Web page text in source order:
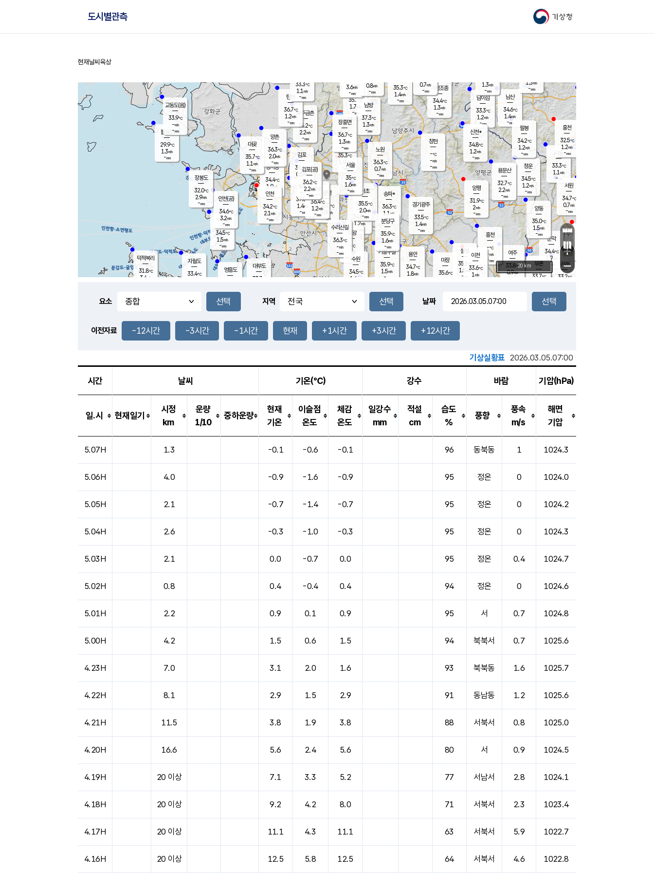
기상청
도시별관측
홈
현재날씨 육상
풍도
1.4m/s
문막
34.4℃
1.9m/s
mm
남이섬
33.3℃
1.2m/s
-mm
무의도
34.5℃
1.5m/s
-mm
영흥도
볼음도
29.9℃
1.3m/s
-mm
자월도
33.4℃
양주
35.7℃
1.7
-mm
부론
33.7℃
과천
34.8℃
1.2m/s
- mm
남산
34.6℃
1.4m/s
-mm
장봉도
32.0℃
2.9m/s
-mm
-mm
청운
34.5℃
1.2m/s
-mm
팔봉
34.2℃
1.2m/s
-mm
-mm
용인
34.7℃
1.8m/s
여주
33.8℃
0.9m/s
양동
35.0℃
1.5m/s
-mm
경기광주
33.5℃
1.4m/s
-mm
장호원
1.3m/s
-mm
34.0
℃
대부도
33.7
-
경서동
34.4℃
1.9m/s
-mm
파주금촌
35.2℃
2.2m/s
-mm
가평조종
34.4℃
1.3m/s
-mm
35.3℃
1.4m/s
-mm
대곶
35.7℃
1.1 m/s
-mm
신천*
34.8℃
1.2m/s
-mm
창현
-℃
-m/s
-mm
탄현
36.7℃
1.2m/s
-mm
0.7m/s
-mm
35.0℃
2.1m/s
-mm
흥천
-℃
-m/s
-mm
마장
35.6℃
의왕
- ℃
m/s
mm
김포
36.6℃
0.5 m/s
mm
설봉
35.1
1.5 m/s
- mm
광명
35.5 ℃
0.9 m/s
-mm
부천
37.0℃
1.4m/s
-mm
-mm
양촌
36.3℃
2.0m/s
-mm
구로
36.4℃
1.2m/s
-mm
은평
35.3℃
1.9 m/s
- mm
노원
36.3℃
0.7m/s
-mm
송파*
36.3℃
1.1 m/s
-mm
서초
35.5℃
2.0m/s
-mm
남방
37.3℃
1.3m/s
-mm
기흥구갈
35.9℃
1.5m/s
-
수리산길
36.3℃
-m/s
-mm
분당구
35.9℃
1.6m/s
-mm
장흥면
36.7℃
1.3m/s
-mm
3.6m/s
-mm
시동
33.3℃
1.1 m/s
- mm
귀래
33.2℃
서원
34.7℃
0.7m/s
-mm
용문산
32.7℃
2.2m/s
-mm
덕적북리
31.8℃
3.4 m/s
인천(공)
34.6℃
3.2m/s
-mm
김포(공)
36.2℃
2.2m/s
-mm
교동도(음)
33.9℃
-m/s
-mm
홍천
32.5℃
1.2m/s
-mm
이천
33.6℃
1 m/s
양평
31.9℃
2m/s
-mm
수원
34.5℃
1.6 m/s
인천
34.2℃
2.1 m/s
-mm
서울
35℃
1.6m/s
-mm
1.3m/s
-mm
33.3℃
1.1 m/s
-mm
0.8m/s
-mm
+
−
20 km
요소 지역 날짜
이전자료 -12시간 -3시간 -1시간 현재 +1시간 +3시간 +12시간
기상실황표 2026.03.05.07:00
시간 날씨 기온(℃) 강수 바람 기압(hPa)
일.시 현재일기
시정
km
운량
1/10
중하운량
현재
기온
이슬점
온도
체감
온도
일강수
mm
적설
cm
습도
%
풍향
풍속
m/s
해면
기압
5.07H 1.3 -0.1 -0.6 -0.1 96 동북동 1 1024.3
5.06H 4.0 -0.9 -1.6 -0.9 95 정온 0 1024.0
5.05H 2.1 -0.7 -1.4 -0.7 95 정온 0 1024.2
5.04H 2.6 -0.3 -1.0 -0.3 95 정온 0 1024.3
5.03H 2.1 0.0 -0.7 0.0 95 정온 0.4 1024.7
5.02H 0.8 0.4 -0.4 0.4 94 정온 0 1024.6
5.01H 2.2 0.9 0.1 0.9 95 서 0.7 1024.8
5.00H 4.2 1.5 0.6 1.5 94 북북서 0.7 1025.6
4.23H 7.0 3.1 2.0 1.6 93 북북동 1.6 1025.7
4.22H 8.1 2.9 1.5 2.9 91 동남동 1.2 1025.6
4.21H 11.5 3.8 1.9 3.8 88 서북서 0.8 1025.0
4.20H 16.6 5.6 2.4 5.6 80 서 0.9 1024.5
4.19H 20 이상 7.1 3.3 5.2 77 서남서 2.8 1024.1
4.18H 20 이상 9.2 4.2 8.0 71 서북서 2.3 1023.4
4.17H 20 이상 11.1 4.3 11.1 63 서북서 5.9 1022.7
4.16H 20 이상 12.5 5.8 12.5 64 서북서 4.6 1022.8